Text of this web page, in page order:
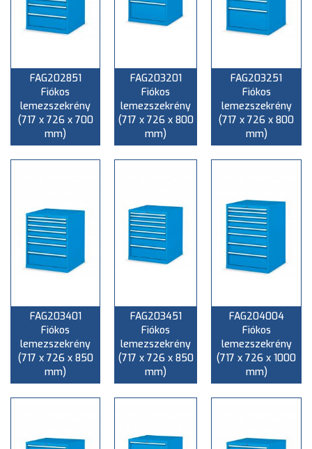
FAG202851
Fiókos
lemezszekrény
(717 x 726 x 700
mm)
FAG203201
Fiókos
lemezszekrény
(717 x 726 x 800
mm)
FAG203251
Fiókos
lemezszekrény
(717 x 726 x 800
mm)
FAG203401
Fiókos
lemezszekrény
(717 x 726 x 850
mm)
FAG203451
Fiókos
lemezszekrény
(717 x 726 x 850
mm)
FAG204004
Fiókos
lemezszekrény
(717 x 726 x 1000
mm)